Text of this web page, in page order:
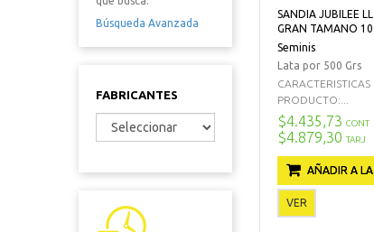
Búsqueda Avanzada
FABRICANTES
SANDIA JUBILEE
GRAN TAMANO 10
Seminis
Lata por 500 Grs
CARACTERISTICAS
PRODUCTO:...
$4.435,73 CONT
$4.879,30 TARJ
AÑADIR A LA
VER